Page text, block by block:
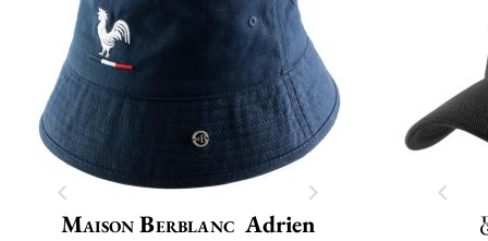
Maison Berblanc Adrien